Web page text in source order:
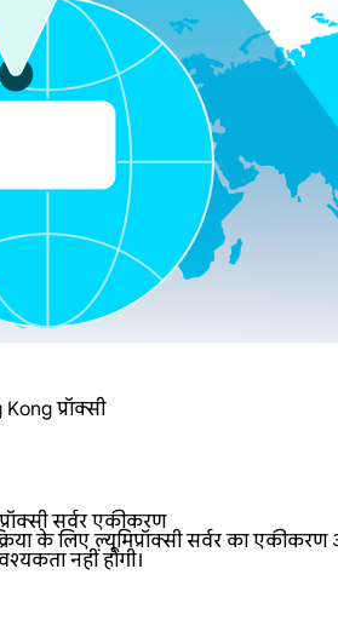
प्रॉक्सी
सर्वर एकीकरण
के लिए ल्यूमिप्रॉक्सी सर्वर का
नहीं होगी।